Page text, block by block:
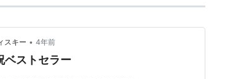
スキー • 4年前
ストセラー